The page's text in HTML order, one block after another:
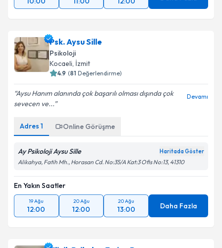
10:00 11:00 12:00 Daha Fazla
Psk. Aysu Sille
Psikoloji
Kocaeli,İzmit
( Değerlendirme)
Aysu Hanım alanında çok başarılı olması dışında çok
sevecen ve...
Adres 1 Online Görüşme
Ay Psikoloji Aysu Sille
Alikahya, Fatih Mh., Horasan Cd. No:35/A Kat:3 Ofis No:13, 41310
En Yakın Saatler
19 Ağu
12:00
20 Ağu
12:00
20 Ağu
13:00 Daha Fazla